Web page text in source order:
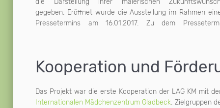
die Darstellung ihrer malerischen
gegeben. Eröffnet wurde die Ausstellung im Rahmen
Pressetermins am 16.01.2017. Zu dem
Kooperation und
Das Projekt war die erste Kooperation der LAG KM mit
Internationalen Mädchenzentrum Gladbeck. Zielgruppen
Frauen, in der Stärkung ihrer
vorurteilsreflektierten Pädagogik, die